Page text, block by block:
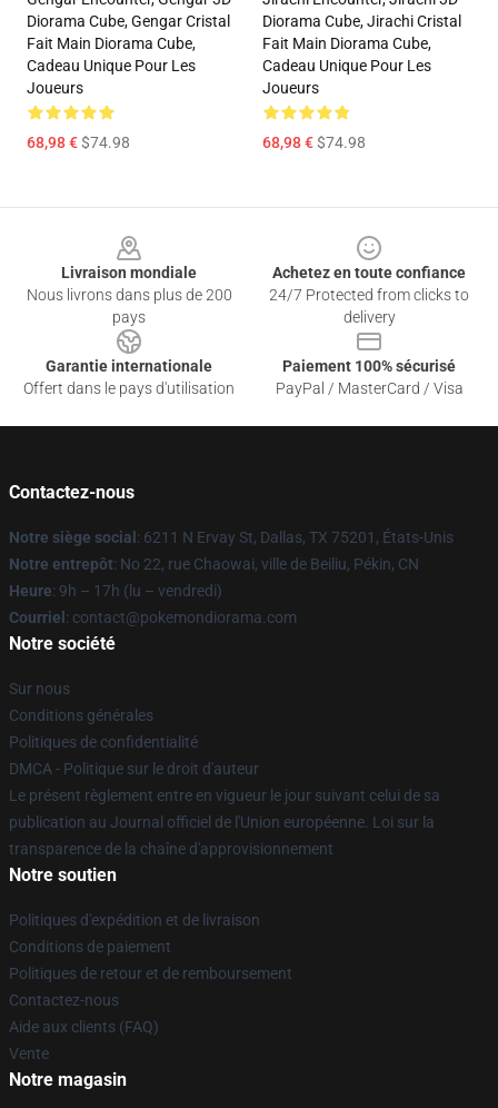
Diorama Cube, Gengar Cristal
Fait Main Diorama Cube,
Cadeau Unique Pour Les
Joueurs
68,98 €$74.98
Diorama Cube, Jirachi Cristal
Fait Main Diorama Cube,
Cadeau Unique Pour Les
Joueurs
68,98 €$74.98
Livraison mondiale
Nous livrons dans plus de 200
pays
Achetez en toute confiance
24/7 Protected from clicks to
delivery
Garantie internationale
Offert dans le pays d'utilisation
Paiement 100% sécurisé
PayPal / MasterCard / Visa
Contactez-nous
Notre siège social : 6211 N Ervay St, Dallas, TX 75201, États-Unis
Notre entrepôt: No 22, rue Chaowai, ville de Beiliu, Pékin, CN
Heure: 9h – 17h (lu – vendredi)
Courriel : contact@pokemondiorama.com
Notre société
Sur nous
Conditions générales
Politiques de confidentialité
DMCA - Politique sur le droit d'auteur
Le présent règlement entre en vigueur le jour suivant celui de sa
publication au Journal officiel de l'Union européenne. Loi sur la
transparence de la chaîne d'approvisionnement
Notre soutien
Politiques d'expédition et de livraison
Conditions de paiement
Politiques de retour et de remboursement
Contactez-nous
Aide aux clients (FAQ)
Vente
Notre magasin